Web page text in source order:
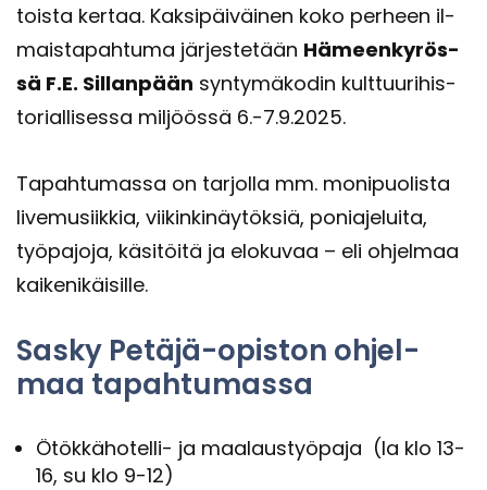
tois­ta ker­taa. Kak­si­päi­väi­nen koko per­heen il­
mais­ta­pah­tu­ma jär­jes­te­tään Hä­meen­ky­rös­
sä F.E. Sil­lan­pään syn­ty­mä­ko­din kult­tuu­ri­his­
to­rial­li­ses­sa mil­jöös­sä 6.-7.9.2025.
Ta­pah­tu­mas­sa on tar­jol­la mm. mo­ni­puo­lis­ta
li­ve­musiik­kia, vii­kin­ki­näy­tök­siä, po­nia­je­lui­ta,
työ­pa­jo­ja, kä­si­töi­tä ja elo­ku­vaa – eli oh­jel­maa
kai­ke­ni­käi­sil­le.
Sasky Petäjä-​opiston oh­jel­
maa ta­pah­tu­mas­sa
Ötökkähotelli-​ ja maa­laus­työ­pa­ja (la klo 13-
16, su klo 9-12)